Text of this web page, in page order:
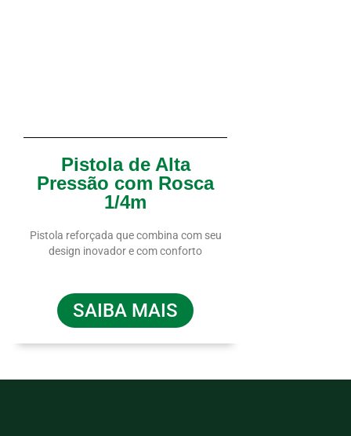
Pistola de Alta
Pressão com Rosca
1/4m
Pistola reforçada que combina com seu
design inovador e com conforto
SAIBA MAIS